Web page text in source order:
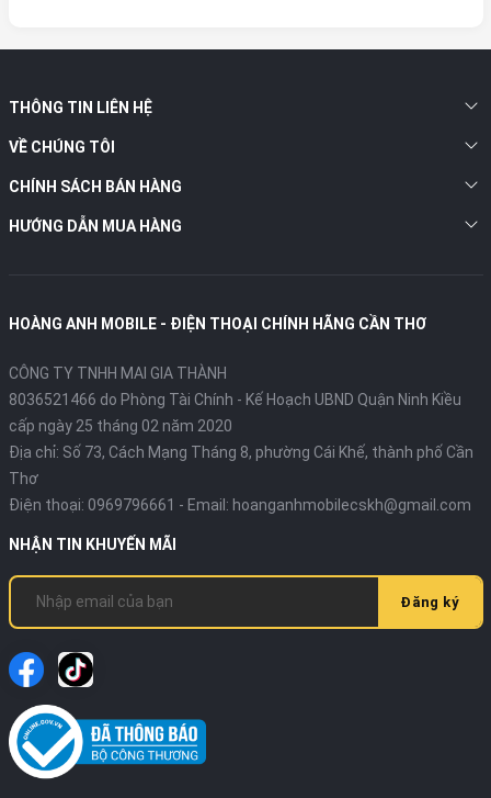
THÔNG TIN LIÊN HỆ
VỀ CHÚNG TÔI
CHÍNH SÁCH BÁN HÀNG
HƯỚNG DẪN MUA HÀNG
HOÀNG ANH MOBILE - ĐIỆN THOẠI CHÍNH HÃNG CẦN THƠ
CÔNG TY TNHH MAI GIA THÀNH
8036521466 do Phòng Tài Chính - Kế Hoạch UBND Quận Ninh Kiều
cấp ngày 25 tháng 02 năm 2020
Địa chỉ: Số 73, Cách Mạng Tháng 8, phường Cái Khế, thành phố Cần
Thơ
Điện thoại: 0969796661 - Email: hoanganhmobilecskh@gmail.com
NHẬN TIN KHUYẾN MÃI
Đăng ký